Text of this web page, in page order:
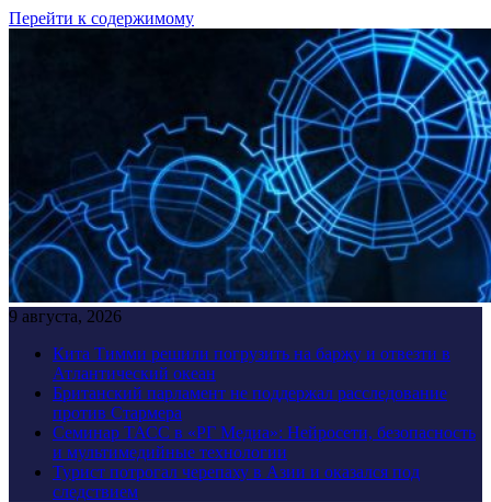
Перейти к содержимому
9 августа, 2026
Кита Тимми решили погрузить на баржу и отвезти в
Атлантический океан
Британский парламент не поддержал расследование
против Стармера
Семинар ТАСС в «РГ Медиа»: Нейросети, безопасность
и мультимедийные технологии
Турист потрогал черепаху в Азии и оказался под
следствием